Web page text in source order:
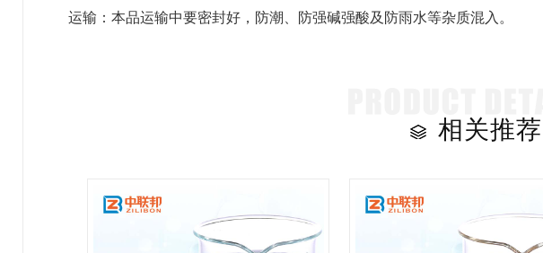
运输：本品运输中要密封好，防潮、防强碱强酸及防雨水等杂质混入。
相关推荐